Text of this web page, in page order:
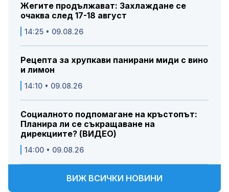
Жегите продължават: Захлаждане се
очаква след 17-18 август
14:25 • 09.08.26
Рецепта за хрупкави панирани миди с вино
и лимон
14:10 • 09.08.26
Социалното подпомагане на кръстопът:
Планира ли се съкращаване на
дирекциите? (ВИДЕО)
14:00 • 09.08.26
ВИЖ ВСИЧКИ НОВИНИ